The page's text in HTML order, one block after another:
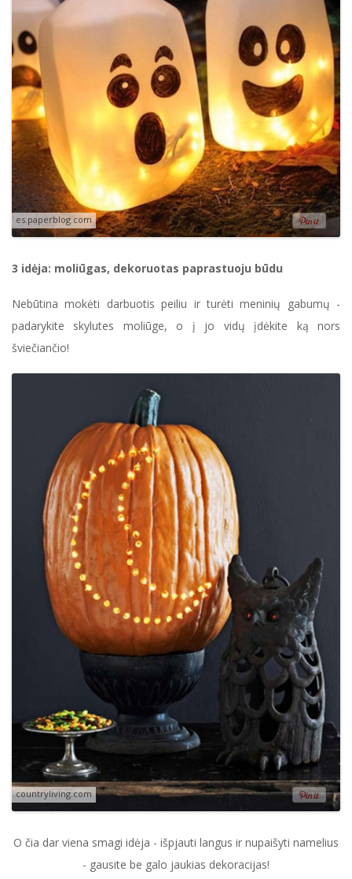
es.paperblog.com
3 idėja: moliūgas, dekoruotas paprastuoju būdu
Nebūtina mokėti darbuotis peiliu ir turėti meninių gabumų -
padarykite skylutes moliūge, o į jo vidų įdėkite ką nors
šviečiančio!
countryliving.com
O čia dar viena smagi idėja - išpjauti langus ir nupaišyti namelius
- gausite be galo jaukias dekoracijas!